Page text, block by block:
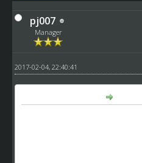
pj007
Manager
2017-02-04, 22:40:41